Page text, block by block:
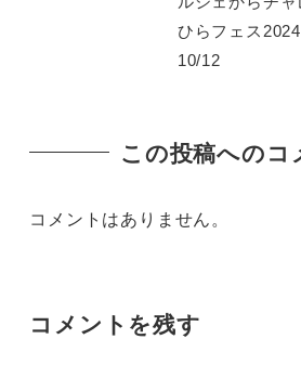
ひらフェス
10/12
この投稿へのコ
コメントはありません。
コメントを残す